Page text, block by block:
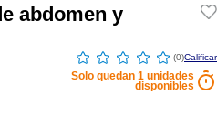
abdomen y
☆ ☆ ☆ ☆ ☆ (0)
Solo quedan 1 unidades
disponibles